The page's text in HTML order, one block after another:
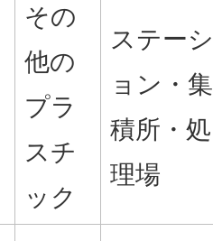
その
他の
プラ
スチ
ック
ステーシ
ョン・集
積所・処
理場